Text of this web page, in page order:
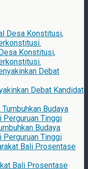
Konstitusi,
Debat Kandidat
Budaya
Perguruan Tinggi
Bali Prosentase